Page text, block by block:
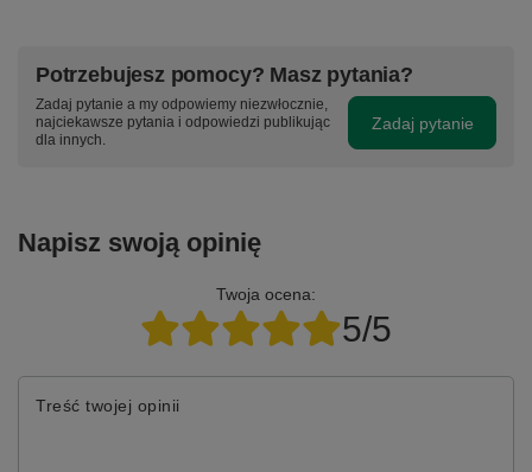
Potrzebujesz pomocy? Masz pytania?
Zadaj pytanie a my odpowiemy niezwłocznie,
najciekawsze pytania i odpowiedzi publikując
dla innych.
Zadaj pytanie
Napisz swoją opinię
Twoja ocena:
5/5
Treść twojej opinii